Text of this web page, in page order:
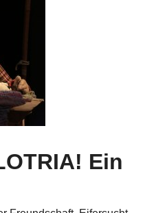
Ein